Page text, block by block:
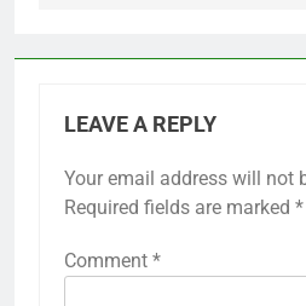
LEAVE A REPLY
Your email address will not
Required fields are marked *
Comment *